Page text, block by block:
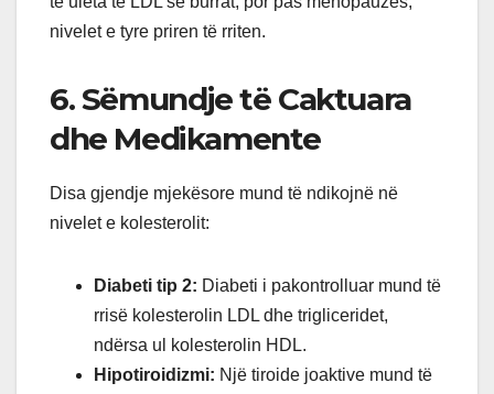
nivelet e tyre priren të rriten.
6. Sëmundje të Caktuara
dhe Medikamente
Disa gjendje mjekësore mund të ndikojnë në
nivelet e kolesterolit:
Diabeti tip 2: Diabeti i pakontrolluar mund të
rrisë kolesterolin LDL dhe trigliceridet,
ndërsa ul kolesterolin HDL.
Hipotiroidizmi: Një tiroide joaktive mund të